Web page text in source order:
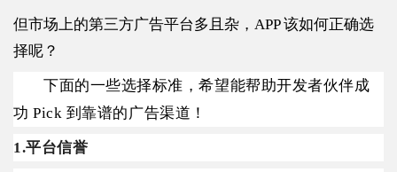
但市场上的第三方广告平台多且杂，APP 该如何正确选
择呢？
下面的一些选择标准，希望能帮助开发者伙伴成
功 Pick 到靠谱的广告渠道！
1.平台信誉